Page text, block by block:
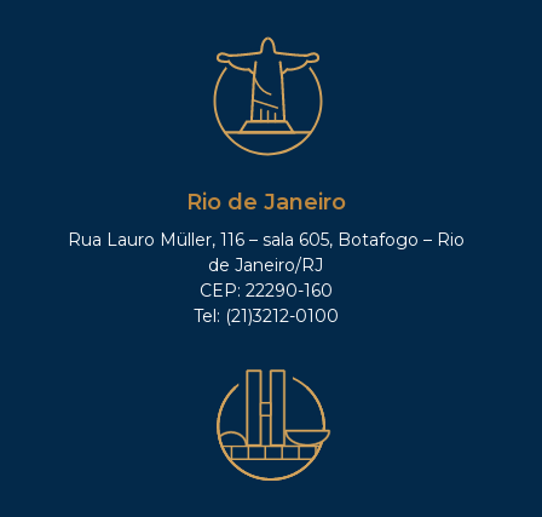
Rio de Janeiro
Rua Lauro Müller, 116 – sala 605, Botafogo – Rio
de Janeiro/RJ
CEP: 22290-160
Tel: (21)3212-0100